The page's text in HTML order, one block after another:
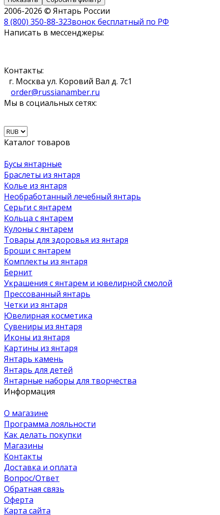
2006-2026 © Янтарь России
8 (800) 350-88-32Звонок бесплатный по РФ
Написать в мессенджеры:
Контакты:
г. Москва ул. Коровий Вал д. 7с1
order@russianamber.ru
Мы в социальных сетях:
Каталог товаров
Бусы янтарные
Браслеты из янтаря
Колье из янтаря
Необработанный лечебный янтарь
Серьги с янтарем
Кольца с янтарем
Кулоны с янтарем
Товары для здоровья из янтаря
Броши с янтарем
Комплекты из янтаря
Бернит
Украшения с янтарем и ювелирной смолой
Прессованный янтарь
Четки из янтаря
Ювелирная косметика
Сувениры из янтаря
Иконы из янтаря
Картины из янтаря
Янтарь камень
Янтарь для детей
Янтарные наборы для творчества
Информация
О магазине
Программа лояльности
Как делать покупки
Магазины
Контакты
Доставка и оплата
Вопрос/Ответ
Обратная связь
Оферта
Карта сайта